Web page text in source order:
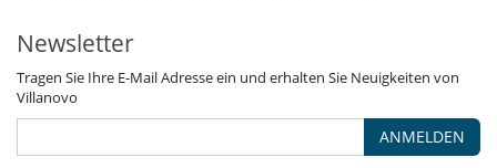
Newsletter
Tragen Sie Ihre E-Mail Adresse ein und erhalten Sie Neuigkeiten von
Villanovo
ANMELDEN